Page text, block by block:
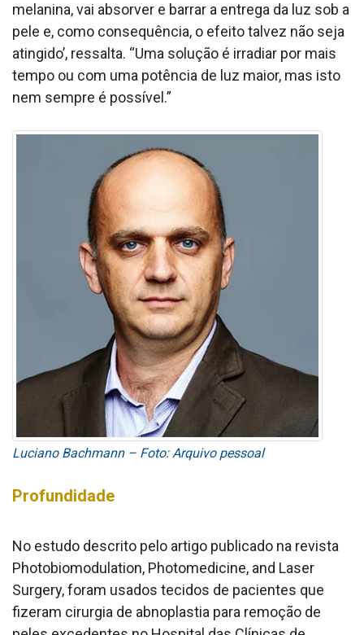
melanina, vai absorver e barrar a entrega da luz sob a
pele e, como consequência, o efeito talvez não seja
atingido’, ressalta. “Uma solução é irradiar por mais
tempo ou com uma potência de luz maior, mas isto
nem sempre é possível.”
Luciano Bachmann – Foto: Arquivo pessoal
Profundidade
No estudo descrito pelo artigo publicado na revista
Photobiomodulation, Photomedicine, and Laser
Surgery, foram usados tecidos de pacientes que
fizeram cirurgia de abnoplastia para remoção de